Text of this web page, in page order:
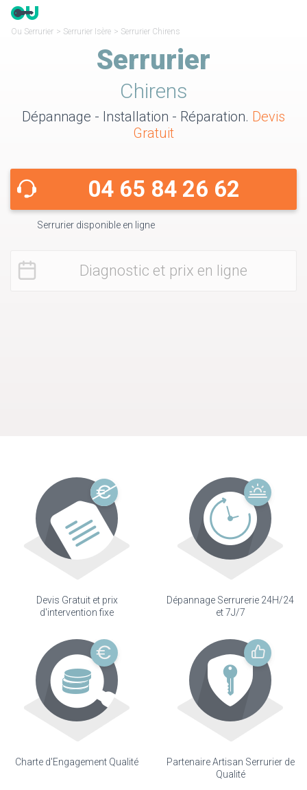
Ou Serrurier > Serrurier Isère > Serrurier Chirens
Serrurier
Chirens
Dépannage - Installation - Réparation. Devis
Gratuit
04 65 84 26 62
Serrurier disponible en ligne
Diagnostic et prix en ligne
Devis Gratuit et prix
d'intervention fixe
Dépannage Serrurerie 24H/24
et 7J/7
Charte d'Engagement Qualité
Partenaire Artisan Serrurier de
Qualité